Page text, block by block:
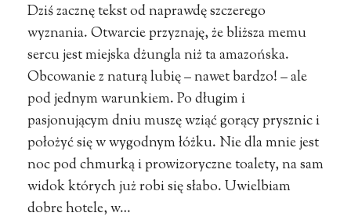
Dziś zacznę tekst od naprawdę szczerego
wyznania. Otwarcie przyznaję, że bliższa memu
sercu jest miejska dżungla niż ta amazońska.
Obcowanie z naturą lubię – nawet bardzo! – ale
pod jednym warunkiem. Po długim i
pasjonującym dniu muszę wziąć gorący prysznic i
położyć się w wygodnym łóżku. Nie dla mnie jest
noc pod chmurką i prowizoryczne toalety, na sam
widok których już robi się słabo. Uwielbiam
dobre hotele, w…